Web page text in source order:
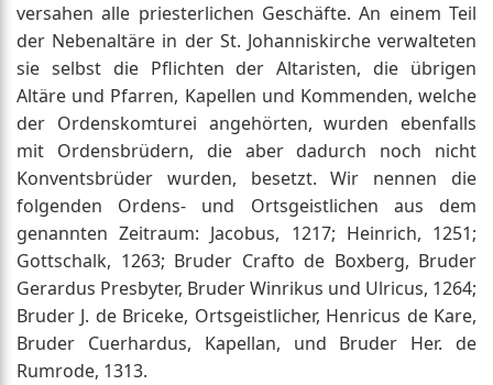
versahen alle priesterlichen Geschäfte. An einem Teil
der Nebenaltäre in der St. Johanniskirche verwalteten
sie selbst die Pflichten der Altaristen, die übrigen
Altäre und Pfarren, Kapellen und Kommenden, welche
der Ordenskomturei angehörten, wurden ebenfalls
mit Ordensbrüdern, die aber dadurch noch nicht
Konventsbrüder wurden, besetzt. Wir nennen die
folgenden Ordens- und Ortsgeistlichen aus dem
genannten Zeitraum: Jacobus, 1217; Heinrich, 1251;
Gottschalk, 1263; Bruder Crafto de Boxberg, Bruder
Gerardus Presbyter, Bruder Winrikus und Ulricus, 1264;
Bruder J. de Briceke, Ortsgeistlicher, Henricus de Kare,
Bruder Cuerhardus, Kapellan, und Bruder Her. de
Rumrode, 1313.